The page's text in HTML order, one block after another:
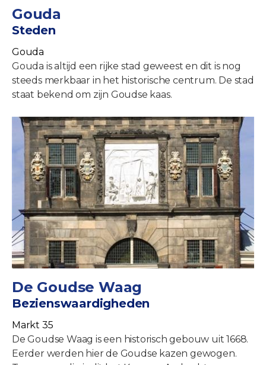
Gouda
Steden
Gouda
Gouda is altijd een rijke stad geweest en dit is nog
steeds merkbaar in het historische centrum. De stad
staat bekend om zijn Goudse kaas.
De Goudse Waag
Bezienswaardigheden
Markt 35
De Goudse Waag is een historisch gebouw uit 1668.
Eerder werden hier de Goudse kazen gewogen.